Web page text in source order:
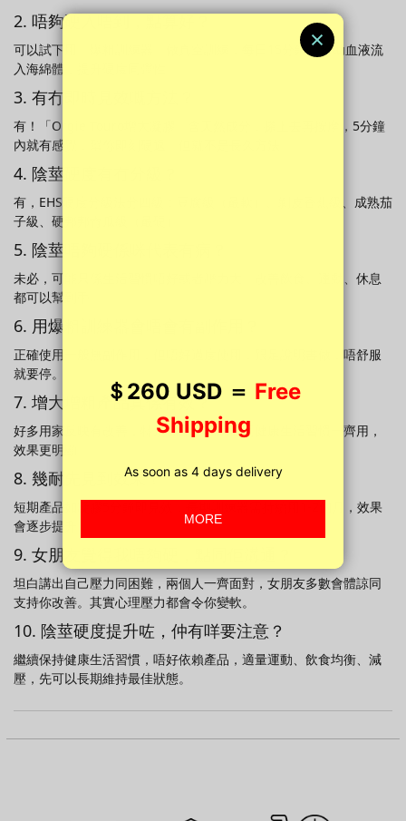
2. 唔夠硬入唔到，點算好？
可以試下用「爆粗訓練器」做真空訓練，每日15分鐘，幫助血液流
入海綿體，提升硬度同彈性。
3. 有冇即時見效嘅方法？
有！「Orgie Touro增大凝膠」含天然成分，搽上去再按摩，5分鐘
內就有感覺，幫你即刻硬返。但就不是長久方法。
4. 陰莖硬度有冇分級？
有，EHS硬度分級法分四級：豆腐級（最軟）、剝皮香蕉級、成熟茄
子級、硬邦邦青瓜級（最硬）。
5. 陰莖唔夠硬係咪代表有病？
未必，可能只係生活習慣唔好或者壓力大。改善飲食、運動、休息
都可以幫到手。
6. 用爆粗訓練器會唔會有副作用？
正確使用一般無副作用，但唔好過度使用，跟足說明書做，唔舒服
就要停。
7. 增大增粗產品真係有效？
好多用家反映有改善，特別係配合訓練器同健康生活習慣一齊用，
效果更明顯。
8. 幾耐先見到效果？
短期產品如凝膠5分鐘即見效，長期訓練器需持續用1-2個月，效果
會逐步提升。
9. 女朋友覺得我唔夠硬，點同佢溝通？
坦白講出自己壓力同困難，兩個人一齊面對，女朋友多數會體諒同
支持你改善。其實心理壓力都會令你變軟。
10. 陰莖硬度提升咗，仲有咩要注意？
繼續保持健康生活習慣，唔好依賴產品，適量運動、飲食均衡、減
壓，先可以長期維持最佳狀態。